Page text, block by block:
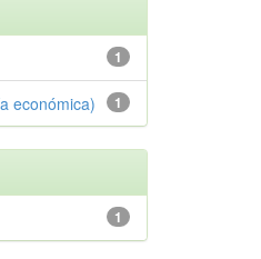
1
1
económica)
1